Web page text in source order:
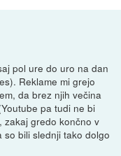
pol ure do uro na dan
Reklame mi grejo
da brez njih večina
pa tudi ne bi
zakaj gredo končno v
bili slednji tako dolgo